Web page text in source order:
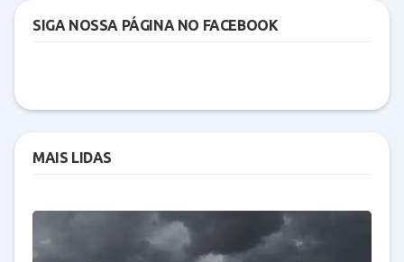
SIGA NOSSA PÁGINA NO FACEBOOK
MAIS LIDAS